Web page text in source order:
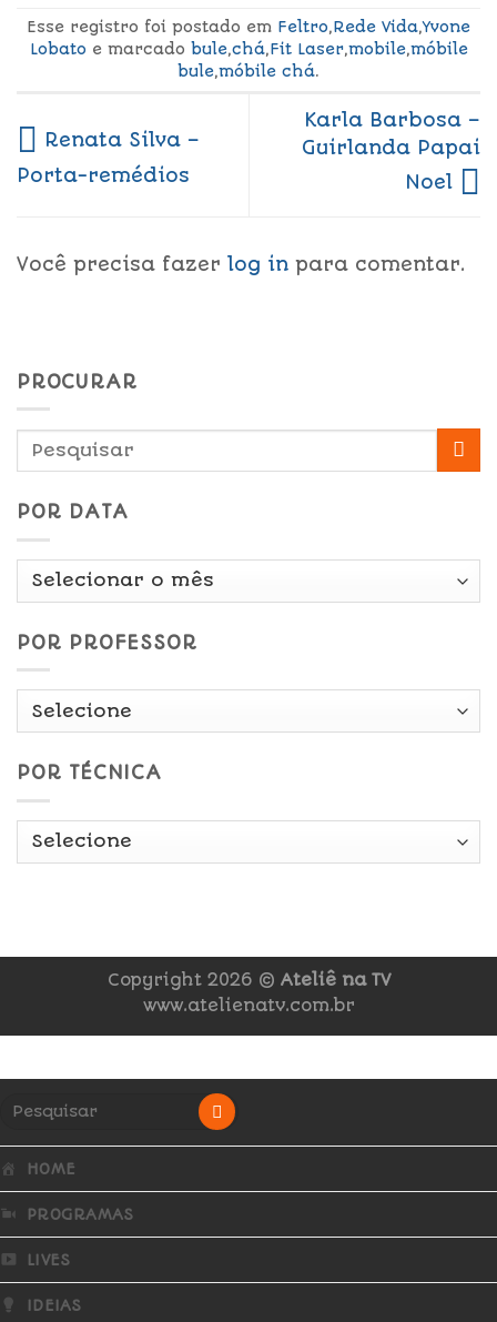
Esse registro foi postado em Feltro,Rede Vida,Yvone
Lobato e marcado bule,chá,Fit Laser,mobile,móbile
bule,móbile chá.
Renata Silva –
Porta-remédios
Karla Barbosa –
Guirlanda Papai
Noel
Você precisa fazer log in para comentar.
PROCURAR
POR DATA
Por
POR PROFESSOR
POR TÉCNICA
Copyright 2026 © Ateliê na TV
www.atelienatv.com.br
HOME
PROGRAMAS
LIVES
IDEIAS